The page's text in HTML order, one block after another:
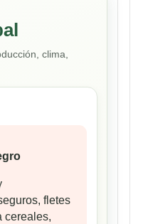
clima,
fletes
cereales,